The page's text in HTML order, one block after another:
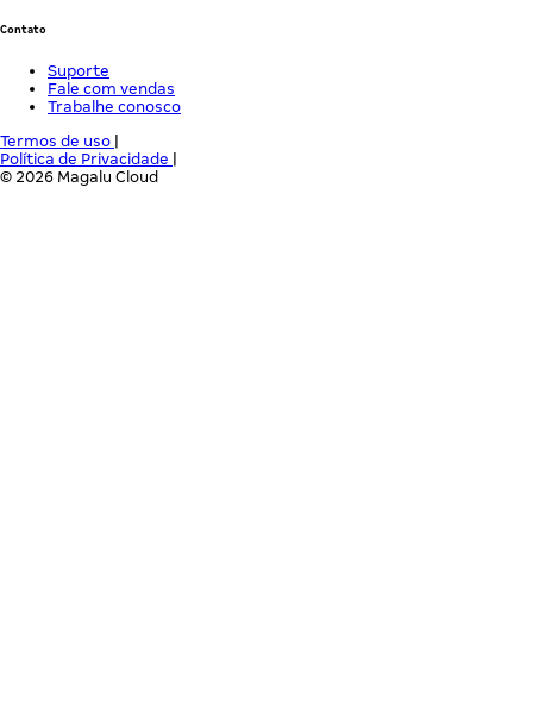
Contato
Suporte
Fale com vendas
Trabalhe conosco
Termos de uso
Política de Privacidade
© 2026 Magalu Cloud